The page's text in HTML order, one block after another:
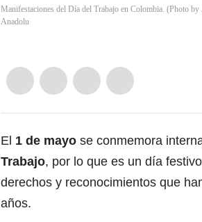
Manifestaciones del Día del Trabajo en Colombia. (Photo
Anadolu
El 1 de mayo se conmemora
Trabajo, por lo que es un día
derechos y reconocimientos que
años.